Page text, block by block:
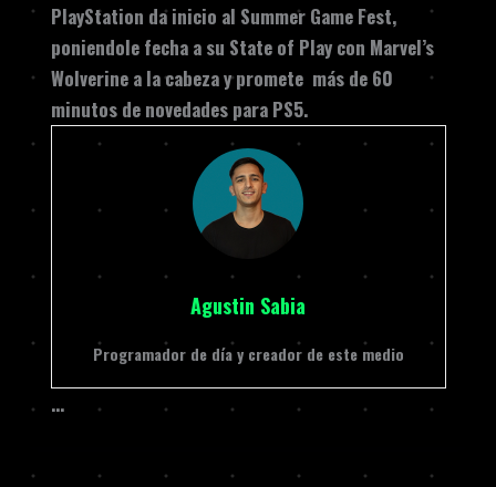
PlayStation da inicio al Summer Game Fest,
poniendole fecha a su State of Play con Marvel’s
Wolverine a la cabeza y promete más de 60
minutos de novedades para PS5.
Agustin Sabia
Programador de día y creador de este medio
…